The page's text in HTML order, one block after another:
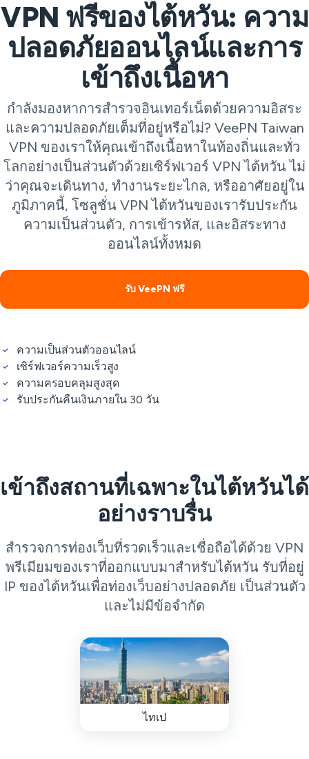
VPN ฟรีของไต้หวัน: ความ
ปลอดภัยออนไลน์และการ
เข้าถึงเนื้อหา
กำลังมองหาการสำรวจอินเทอร์เน็ตด้วยความอิสระ
และความปลอดภัยเต็มที่อยู่หรือไม่? VeePN Taiwan
VPN ของเราให้คุณเข้าถึงเนื้อหาในท้องถิ่นและทั่ว
โลกอย่างเป็นส่วนตัวด้วยเซิร์ฟเวอร์ VPN ไต้หวัน ไม่
ว่าคุณจะเดินทาง, ทำงานระยะไกล, หรืออาศัยอยู่ใน
ภูมิภาคนี้, โซลูชั่น VPN ไต้หวันของเรารับประกัน
ความเป็นส่วนตัว, การเข้ารหัส, และอิสระทาง
ออนไลน์ทั้งหมด
รับ VeePN ฟรี
ความเป็นส่วนตัวออนไลน์
เซิร์ฟเวอร์ความเร็วสูง
ความครอบคลุมสูงสุด
รับประกันคืนเงินภายใน 30 วัน
เข้าถึงสถานที่เฉพาะในไต้หวันได้
อย่างราบรื่น
สำรวจการท่องเว็บที่รวดเร็วและเชื่อถือได้ด้วย VPN
พรีเมียมของเราที่ออกแบบมาสำหรับไต้หวัน รับที่อยู่
IP ของไต้หวันเพื่อท่องเว็บอย่างปลอดภัย เป็นส่วนตัว
และไม่มีข้อจำกัด
ไทเป